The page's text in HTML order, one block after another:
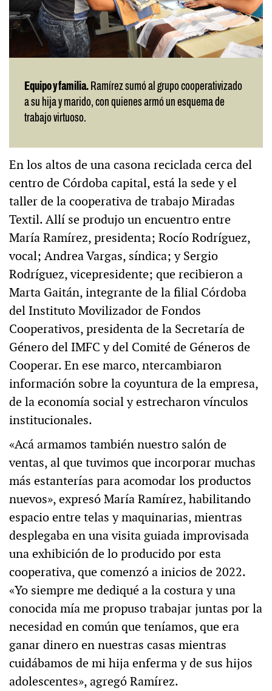
Equipo y familia. Ramírez sumó al grupo cooperativizado
a su hija y marido, con quienes armó un esquema de
trabajo virtuoso.
En los altos de una casona reciclada cerca del
centro de Córdoba capital, está la sede y el
taller de la cooperativa de trabajo Miradas
Textil. Allí se produjo un encuentro entre
María Ramírez, presidenta; Rocío Rodríguez,
vocal; Andrea Vargas, síndica; y Sergio
Rodríguez, vicepresidente; que recibieron a
Marta Gaitán, integrante de la filial Córdoba
del Instituto Movilizador de Fondos
Cooperativos, presidenta de la Secretaría de
Género del IMFC y del Comité de Géneros de
Cooperar. En ese marco, ntercambiaron
información sobre la coyuntura de la empresa,
de la economía social y estrecharon vínculos
institucionales.
«Acá armamos también nuestro salón de
ventas, al que tuvimos que incorporar muchas
más estanterías para acomodar los productos
nuevos», expresó María Ramírez, habilitando
espacio entre telas y maquinarias, mientras
desplegaba en una visita guiada improvisada
una exhibición de lo producido por esta
cooperativa, que comenzó a inicios de 2022.
«Yo siempre me dediqué a la costura y una
conocida mía me propuso trabajar juntas por la
necesidad en común que teníamos, que era
ganar dinero en nuestras casas mientras
cuidábamos de mi hija enferma y de sus hijos
adolescentes», agregó Ramírez.